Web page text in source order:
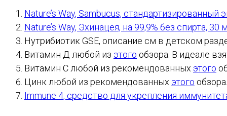
Nature’s Way, Sambucus,
Nature’s Way, Эхинацея, на 99,9% без спирта, 30
Нутрибиотик GSE, описание см в детском
Витамин Д любой из этого обзора. В идеале
Витамин С любой из рекомендованных этого
Цинк любой из рекомендованных этого обзора.
Immune 4, средство для укрепления